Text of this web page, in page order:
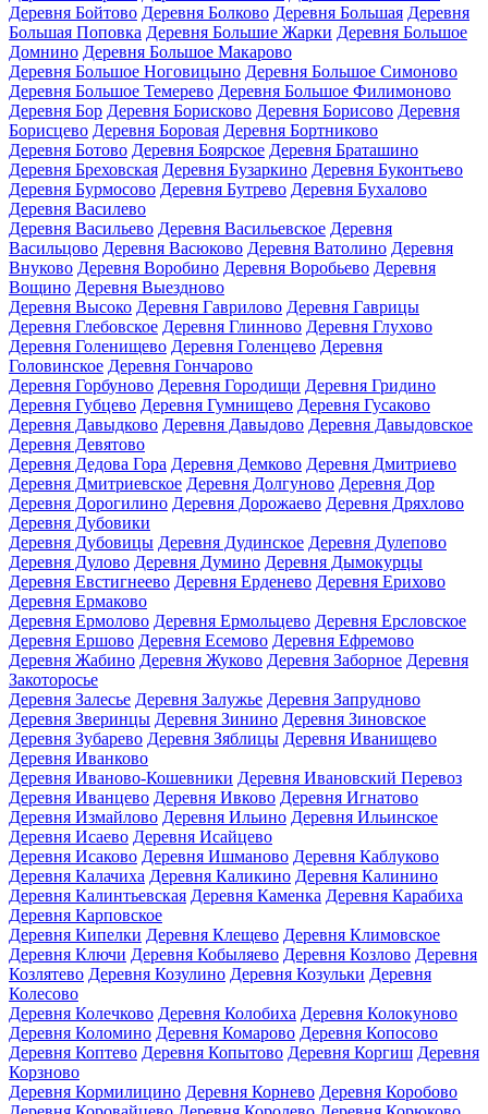
Деревня Бойтово Деревня Болково Деревня Большая Деревня
Большая Поповка Деревня Большие Жарки Деревня Большое
Домнино Деревня Большое Макарово
Деревня Большое Ноговицыно Деревня Большое Симоново
Деревня Большое Темерево Деревня Большое Филимоново
Деревня Бор Деревня Борисково Деревня Борисово Деревня
Борисцево Деревня Боровая Деревня Бортниково
Деревня Ботово Деревня Боярское Деревня Браташино
Деревня Бреховская Деревня Бузаркино Деревня Буконтьево
Деревня Бурмосово Деревня Бутрево Деревня Бухалово
Деревня Василево
Деревня Васильево Деревня Васильевское Деревня
Васильцово Деревня Васюково Деревня Ватолино Деревня
Внуково Деревня Воробино Деревня Воробьево Деревня
Вощино Деревня Выездново
Деревня Высоко Деревня Гаврилово Деревня Гаврицы
Деревня Глебовское Деревня Глинново Деревня Глухово
Деревня Голенищево Деревня Голенцево Деревня
Головинское Деревня Гончарово
Деревня Горбуново Деревня Городищи Деревня Гридино
Деревня Губцево Деревня Гумнищево Деревня Гусаково
Деревня Давыдково Деревня Давыдово Деревня Давыдовское
Деревня Девятово
Деревня Дедова Гора Деревня Демково Деревня Дмитриево
Деревня Дмитриевское Деревня Долгуново Деревня Дор
Деревня Дорогилино Деревня Дорожаево Деревня Дряхлово
Деревня Дубовики
Деревня Дубовицы Деревня Дудинское Деревня Дулепово
Деревня Дулово Деревня Думино Деревня Дымокурцы
Деревня Евстигнеево Деревня Ерденево Деревня Ерихово
Деревня Ермаково
Деревня Ермолово Деревня Ермольцево Деревня Ерсловское
Деревня Ершово Деревня Есемово Деревня Ефремово
Деревня Жабино Деревня Жуково Деревня Заборное Деревня
Закоторосье
Деревня Залесье Деревня Залужье Деревня Запрудново
Деревня Зверинцы Деревня Зинино Деревня Зиновское
Деревня Зубарево Деревня Зяблицы Деревня Иванищево
Деревня Иванково
Деревня Иваново-Кошевники Деревня Ивановский Перевоз
Деревня Иванцево Деревня Ивково Деревня Игнатово
Деревня Измайлово Деревня Ильино Деревня Ильинское
Деревня Исаево Деревня Исайцево
Деревня Исаково Деревня Ишманово Деревня Каблуково
Деревня Калачиха Деревня Каликино Деревня Калинино
Деревня Калинтьевская Деревня Каменка Деревня Карабиха
Деревня Карповское
Деревня Кипелки Деревня Клещево Деревня Климовское
Деревня Ключи Деревня Кобыляево Деревня Козлово Деревня
Козлятево Деревня Козулино Деревня Козульки Деревня
Колесово
Деревня Колечково Деревня Колобиха Деревня Колокуново
Деревня Коломино Деревня Комарово Деревня Копосово
Деревня Коптево Деревня Копытово Деревня Коргиш Деревня
Корзново
Деревня Кормилицино Деревня Корнево Деревня Коробово